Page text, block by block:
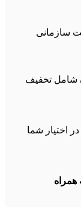
سازمانی
شامل تخفیف
اختیار شما
همراه